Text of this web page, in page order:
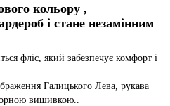
кольору ,
і стане незамінним
фліс, який забезпечує комфорт і
Галицького Лева, рукава
вишивкою..